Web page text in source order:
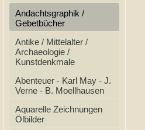
Andachtsgraphik /
Gebetbücher
Antike / Mittelalter /
Archaeologie /
Kunstdenkmale
Abenteuer - Karl May - J.
Verne - B. Moellhausen
Aquarelle Zeichnungen
Ölbilder